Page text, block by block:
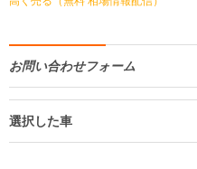
お問い合わせフォーム
選択した車